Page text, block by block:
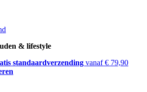
& lifestyle
standaardverzending vanaf € 79,90